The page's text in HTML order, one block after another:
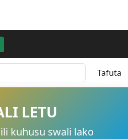
Tafuta
LETU
kuhusu swali lako